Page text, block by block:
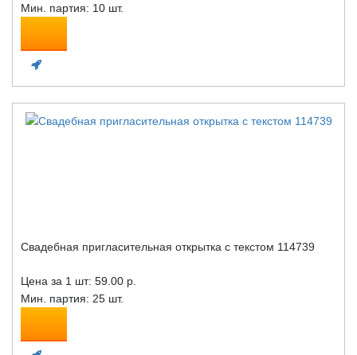
Мин. партия: 10 шт.
Свадебная пригласительная открытка с текстом 114739
Цена за 1 шт: 59.00 р.
Мин. партия: 25 шт.